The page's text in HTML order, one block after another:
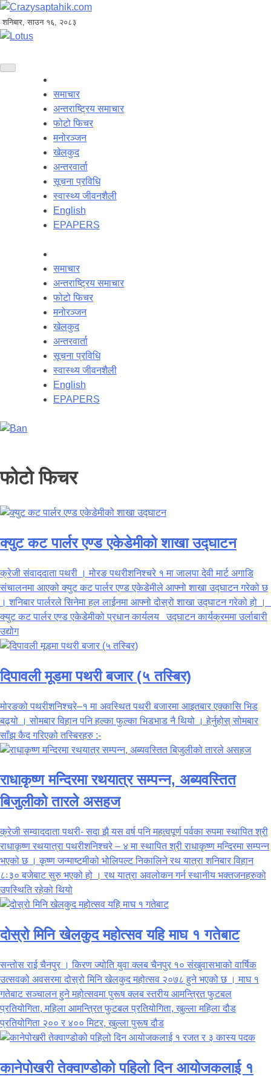
शनिबार, साउन १६, २०८३
समाचार
अन्तराष्ट्रिय समाचार
फोटो फिचर
मनोरञ्जन
खेलकुद
अन्तरवार्ता
सूचना प्रविधि
स्वास्थ्य जीवनशैली
English
EPAPERS
समाचार
अन्तराष्ट्रिय समाचार
फोटो फिचर
मनोरञ्जन
खेलकुद
अन्तरवार्ता
सूचना प्रविधि
स्वास्थ्य जीवनशैली
English
EPAPERS
फोटो फिचर
क्युट कट पार्लर एण्ड एकेडेमीको शाखा उद्घाटन
क्रेजी संवाददाता पथरी । मोरङ पथरीशनिश्चरे १ मा जालपा देवी मार्ट अगाडि
संचालनमा आएको क्युट कट पार्लर एण्ड एकेडेमीले आफ्नो शाखा उद्घाटन गरेको छ
। शनिबार पार्लरले सिनेमा हल लाईनमा आफ्नो दोस्रो शाखा उद्घाटन गरेको हो ।
क्युट कट पार्लर एण्ड एकेडेमीको प्रधान कार्यलय उद्घाटन कार्यक्रममा उर्लाबारी
उद्योग
दिपावली मूडमा पथरी बजार (५ तस्बिर)
मोरङको पथरीशनिश्चरे–१ मा अवस्थित पथरी बजारमा आइतबार एक्कासि भिड
बढ्यो । सोमबार विहान पनि हल्का फुल्का भिडभाड नै थियो । हेर्नुहोस् सोमबार
साँझ कैद गरिएको तस्बिरहरु :-
राधाकृष्ण मन्दिरमा रथयात्र सम्पन्न, अब्यवस्तित
बिजुलीको तारले असहज
क्रेजी सम्वाददाता पथरी- सदा झै यस वर्ष पनि महत्वपूर्ण पर्वका रुपमा स्थापित श्री
राधाकृष्ण रथयात्रा पथरीशनिश्चरे – ४ मा स्थापित श्री राधाकृष्ण मन्दिरमा सम्पन्न
भएको छ । कृष्ण जन्माष्टमीको भोलिपल्ट निकालिने रथ यात्रा शनिबार विहान
८ः३० बजेबाट सुरु भएको हो । रथ यात्रा अवलोकन गर्न स्थानीय भक्तजनहरुको
उपस्थिति रहेको थियो
दोस्रो मिनि खेलकुद महोत्सव यहि माघ १ गतेबाट
सन्तोस राई चैनपुर । किरण ज्योति युवा क्लब चैनपुर १० संखुवासभाको वार्षिक
उत्सवको अवसरमा दोस्रो मिनि खेलकुद महोत्सव २०७८ हुने भएको छ । माघ १
गतेबाट सञ्चालन हुने महोत्सवमा पुरूष क्लब स्तरीय आमन्त्रित फुटबल
प्रतियोगिता, महिला आमन्त्रित फुटबल प्रतियोगिता, खुल्ला महिला दौड
प्रतियोगिता २०० र ४०० मिटर, खुल्ला पुरूष दौड
कानेपोखरी तेक्वाण्डोको पहिलो दिन आयोजकलाई १